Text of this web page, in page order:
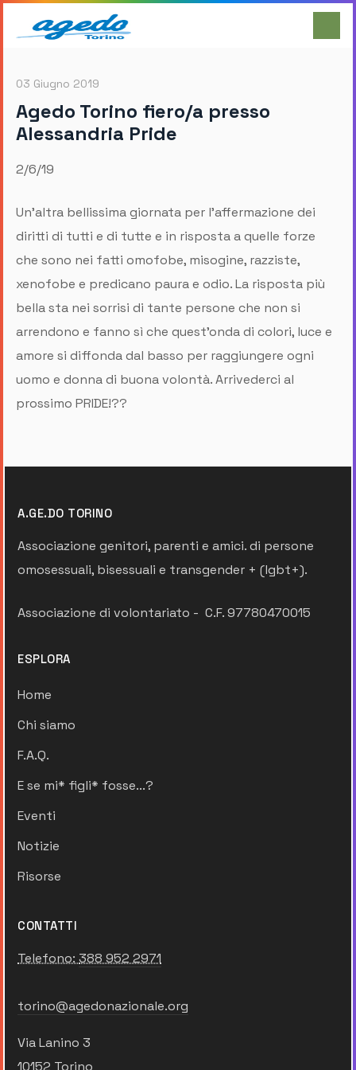
03 Giugno 2019
Agedo Torino fiero/a presso
Alessandria Pride
2/6/19
Un'altra bellissima giornata per l'affermazione dei
diritti di tutti e di tutte e in risposta a quelle forze
che sono nei fatti omofobe, misogine, razziste,
xenofobe e predicano paura e odio. La risposta più
bella sta nei sorrisi di tante persone che non si
arrendono e fanno sì che quest'onda di colori, luce e
amore si diffonda dal basso per raggiungere ogni
uomo e donna di buona volontà. Arrivederci al
prossimo PRIDE!?️‍?
A.GE.DO TORINO
Associazione genitori, parenti e amici. di persone
omosessuali, bisessuali e transgender + (lgbt+).
Associazione di volontariato - C.F. 97780470015
ESPLORA
Home
Chi siamo
F.A.Q.
E se mi* figli* fosse...?
Eventi
Notizie
Risorse
CONTATTI
Telefono: 388 952 2971
torino@agedonazionale.org
Via Lanino 3
10152 Torino